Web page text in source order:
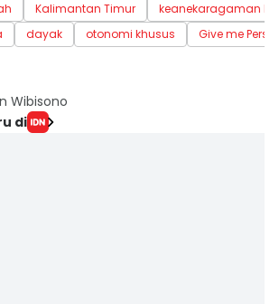
Kalimantan Timur
keanekaragaman
dayak otonomi khusus Give me
Wibisono
di